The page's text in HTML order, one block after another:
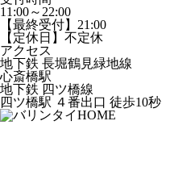
11:00～22:00
【最終受付】21:00
【定休日】不定休
アクセス
地下鉄 長堀鶴見緑地線
心斎橋駅
地下鉄 四ツ橋線
四ツ橋駅 ４番出口 徒歩10秒